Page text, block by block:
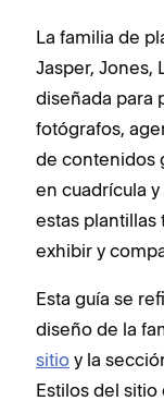
La familia de
Jasper, Jones,
diseñada para
fotógrafos,
de contenidos
en cuadrícula
estas
exhibir y
Esta guía se
diseño de la
sitio y la
Estilos del